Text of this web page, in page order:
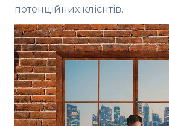
потенційних клієнтів.